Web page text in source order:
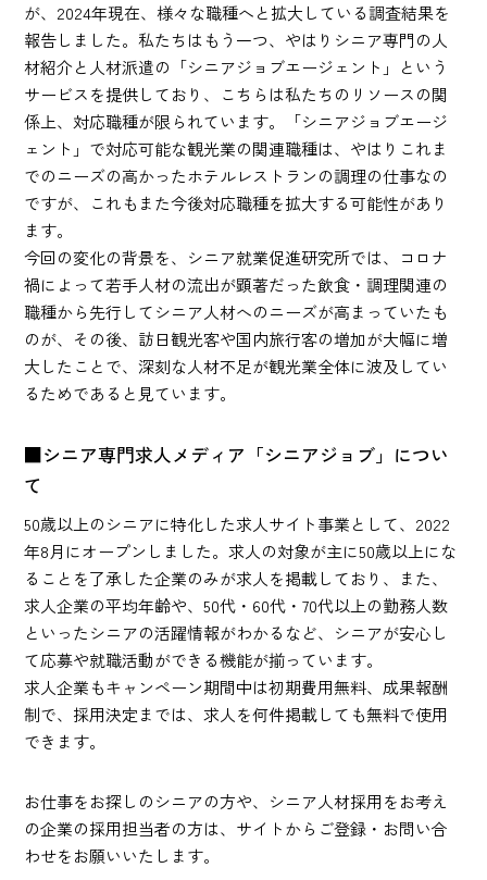
が、2024年現在、様々な職種へと拡大している調査結果を
報告しました。私たちはもう一つ、やはりシニア専門の人
材紹介と人材派遣の「シニアジョブエージェント」という
サービスを提供しており、こちらは私たちのリソースの関
係上、対応職種が限られています。「シニアジョブエージ
ェント」で対応可能な観光業の関連職種は、やはりこれま
でのニーズの高かったホテルレストランの調理の仕事なの
ですが、これもまた今後対応職種を拡大する可能性があり
ます。
今回の変化の背景を、シニア就業促進研究所では、コロナ
禍によって若手人材の流出が顕著だった飲食・調理関連の
職種から先行してシニア人材へのニーズが高まっていたも
のが、その後、訪日観光客や国内旅行客の増加が大幅に増
大したことで、深刻な人材不足が観光業全体に波及してい
るためであると見ています。
■シニア専門求人メディア「シニアジョブ」につい
て
50歳以上のシニアに特化した求人サイト事業として、2022
年8月にオープンしました。求人の対象が主に50歳以上にな
ることを了承した企業のみが求人を掲載しており、また、
求人企業の平均年齢や、50代・60代・70代以上の勤務人数
といったシニアの活躍情報がわかるなど、シニアが安心し
て応募や就職活動ができる機能が揃っています。
求人企業もキャンペーン期間中は初期費用無料、成果報酬
制で、採用決定までは、求人を何件掲載しても無料で使用
できます。
お仕事をお探しのシニアの方や、シニア人材採用をお考え
の企業の採用担当者の方は、サイトからご登録・お問い合
わせをお願いいたします。